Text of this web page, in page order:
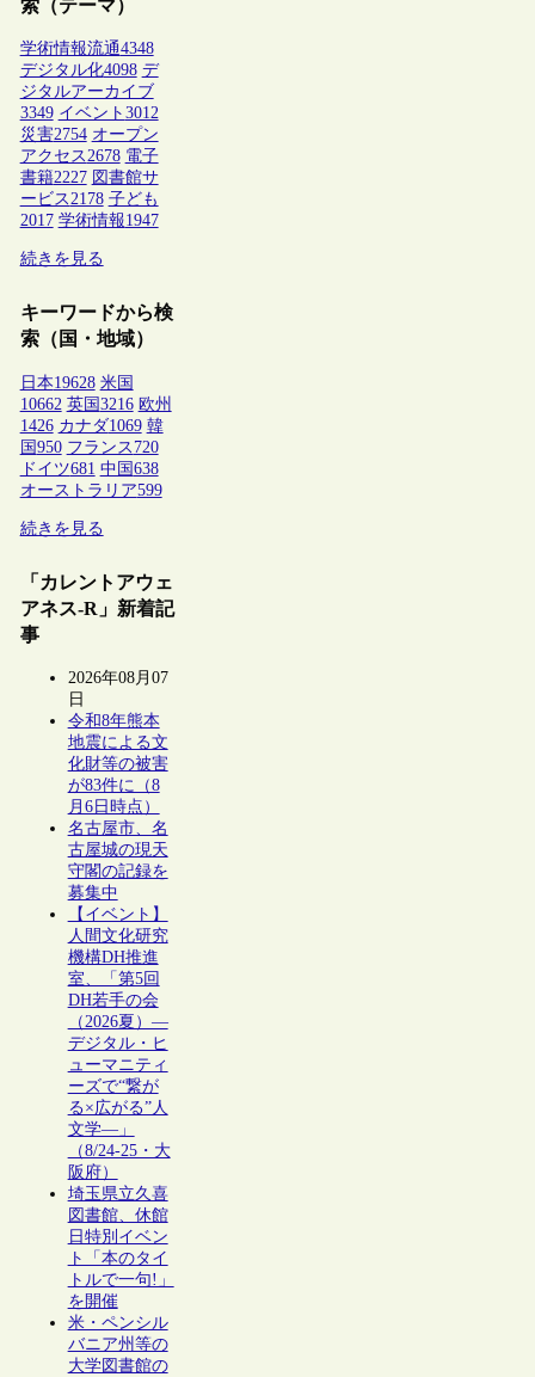
索（テーマ）
学術情報流通4348
デジタル化4098 デ
ジタルアーカイブ
3349 イベント 3012
災害2754 オープン
アクセス2678 電子
書籍2227 図書館サ
ービス2178 子ども
2017 学術情報1947
続きを見る
キーワードから検
索（国・地域）
日本19628 米国
10662 英国3216 欧州
1426 カナダ1069 韓
国950 フランス 720
ドイツ681 中国638
オーストラリア599
続きを見る
「カレントアウェ
アネス-R」新着記
事
2026年08月07
日
令和8年熊本
地震による文
化財等の被害
が83件に（8
月6日時点）
名古屋市、名
古屋城の現天
守閣の記録を
募集中
【イベント】
人間文化研究
機構DH推進
室、「第5回
DH若手の会
（2026夏）―
デジタル・ヒ
ューマニティ
ーズで“繋が
る×広がる”人
文学―」
（8/24-25・大
阪府）
埼玉県立久喜
図書館、休館
日特別イベン
ト「本のタイ
トルで一句!」
を開催
米・ペンシル
バニア州等の
大学図書館の